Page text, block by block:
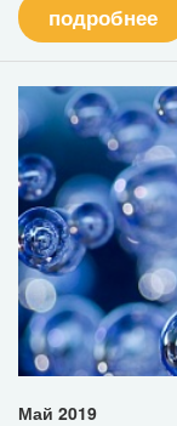
подробнее
Май 2019